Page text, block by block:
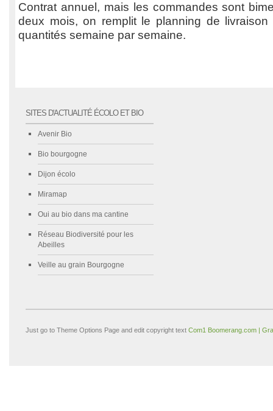
Contrat annuel, mais les commandes sont
deux mois, on remplit le planning de
quantités semaine par semaine.
SITES D'ACTUALITÉ ÉCOLO ET BIO
Avenir Bio
Bio bourgogne
Dijon écolo
Miramap
Oui au bio dans ma cantine
Réseau Biodiversité pour les
Abeilles
Veille au grain Bourgogne
Just go to Theme Options Page and edit copyright text Com1 Boomerang.com |